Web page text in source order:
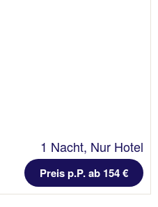
1 Nacht, Nur Hotel
Preis p.P. ab 154 €